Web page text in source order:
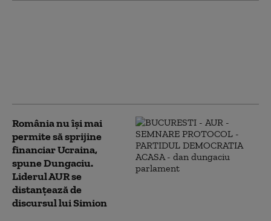
România nu își mai
permite să sprijine
financiar Ucraina,
spune Dungaciu.
Liderul AUR se
distanțează de
discursul lui Simion